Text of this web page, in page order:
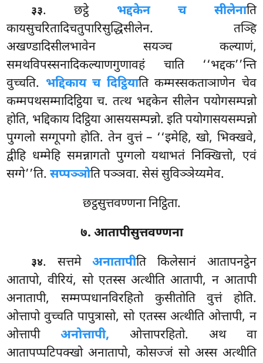
३३. छट्ठे भद्दकेन च सीलेनाति
कायसुचरितादिचतुपारिसुद्धिसीलेन. तञ्हि
अखण्डादिसीलभावेन सयञ्च कल्याणं,
समथविपस्सनादिकल्याणगुणावहं चाति ‘‘भद्दक’’न्ति
वुच्चति. भद्दिकाय च दिट्ठियाति कम्मस्सकताञाणेन चेव
कम्मपथसम्मादिट्ठिया च. तत्थ भद्दकेन सीलेन पयोगसम्पन्नो
होति, भद्दिकाय दिट्ठिया आसयसम्पन्नो. इति पयोगासयसम्पन्नो
पुग्गलो सग्गूपगो होति. तेन वुत्तं – ‘‘इमेहि, खो, भिक्खवे,
द्वीहि धम्मेहि समन्नागतो पुग्गलो यथाभतं निक्खित्तो, एवं
सग्गे’’ति.सप्पञ्ञोति पञ्ञवा. सेसं सुविञ्ञेय्यमेव.
छट्ठसुत्तवण्णना निट्ठिता.
७. आतापीसुत्तवण्णना
३४. सत्तमेअनातापीति किलेसानं आतापनट्ठेन
आतापो, वीरियं, सो एतस्स अत्थीति आतापी, न आतापी
अनातापी, सम्मप्पधानविरहितो कुसीतोति वुत्तं होति.
ओत्तापो वुच्चति पापुत्रासो, सो एतस्स अत्थीति ओत्तापी, न
ओत्तापीअनोत्तापी, ओत्तापरहितो. अथ वा
आतापप्पटिपक्खो अनातापो, कोसज्जं सो अस्स अत्थीति